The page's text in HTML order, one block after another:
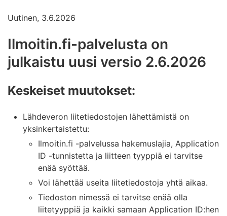
Uutinen, 3.6.2026
Ilmoitin.fi-palvelusta on
julkaistu uusi versio 2.6.2026
Keskeiset muutokset:
Lähdeveron liitetiedostojen lähettämistä on
yksinkertaistettu:
Ilmoitin.fi -palvelussa hakemuslajia, Application
ID -tunnistetta ja liitteen tyyppiä ei tarvitse
enää syöttää.
Voi lähettää useita liitetiedostoja yhtä aikaa.
Tiedoston nimessä ei tarvitse enää olla
liitetyyppiä ja kaikki samaan Application ID:hen